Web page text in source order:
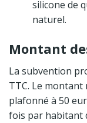
silicone de
naturel.
Montant
La subvention
TTC. Le montant
plafonné à 50
fois par habitant